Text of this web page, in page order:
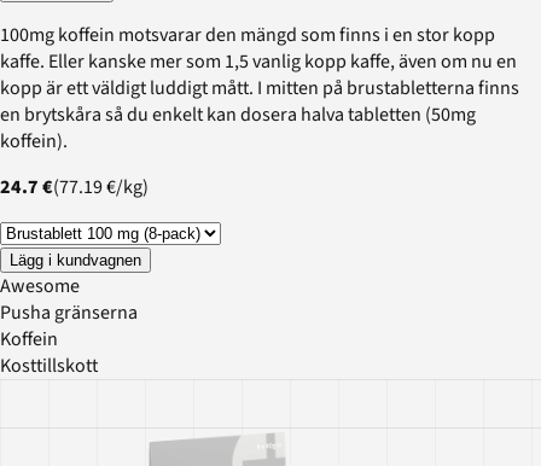
100mg koffein motsvarar den mängd som finns i en stor kopp
kaffe. Eller kanske mer som 1,5 vanlig kopp kaffe, även om nu en
kopp är ett väldigt luddigt mått. I mitten på brustabletterna finns
en brytskåra så du enkelt kan dosera halva tabletten (50mg
koffein).
24.7 €(77.19 €/kg)
Lägg i kundvagnen
Awesome
Pusha gränserna
Koffein
Kosttillskott